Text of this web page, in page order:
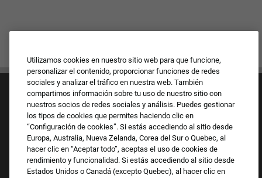
Cultura y valores
Nuestras marcas
Empresa
Utilizamos cookies en nuestro sitio web para que funcione,
personalizar el contenido, proporcionar funciones de redes
sociales y analizar el tráfico en nuestra web. También
compartimos información sobre tu uso de nuestro sitio con
nuestros socios de redes sociales y análisis. Puedes gestionar
los tipos de cookies que permites haciendo clic en
“Configuración de cookies”. Si estás accediendo al sitio desde
Europa, Australia, Nueva Zelanda, Corea del Sur o Quebec, al
hacer clic en “Aceptar todo”, aceptas el uso de cookies de
rendimiento y funcionalidad. Si estás accediendo al sitio desde
Estados Unidos o Canadá (excepto Quebec), al hacer clic en